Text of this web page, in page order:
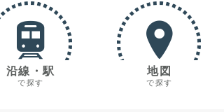
沿線・駅
で探す
地図
で探す